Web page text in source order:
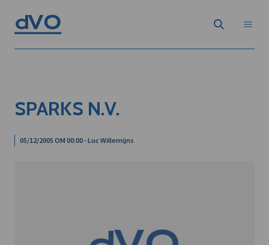
SPARKS N.V.
05/12/2005 OM 00:00 - Luc Willemijns